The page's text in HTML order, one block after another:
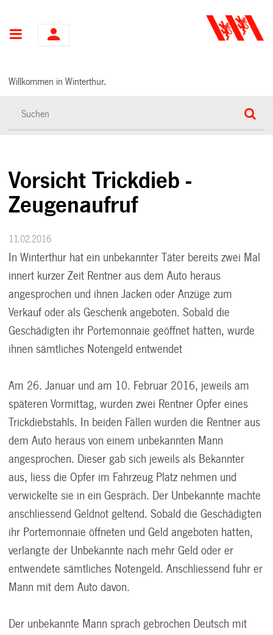
Hauptnavigation
Willkommen in Winterthur.
Vorsicht Trickdieb -
Zeugenaufruf
11.02.2016
In Winterthur hat ein unbekannter Täter bereits zwei Mal
innert kurzer Zeit Rentner aus dem Auto heraus
angesprochen und ihnen Jacken oder Anzüge zum
Verkauf oder als Geschenk angeboten. Sobald die
Geschädigten ihr Portemonnaie geöffnet hatten, wurde
ihnen sämtliches Notengeld entwendet
Am 26. Januar und am 10. Februar 2016, jeweils am
späteren Vormittag, wurden zwei Rentner Opfer eines
Trickdiebstahls. In beiden Fällen wurden die Rentner aus
dem Auto heraus von einem unbekannten Mann
angesprochen. Dieser gab sich jeweils als Bekannter
aus, liess die Opfer im Fahrzeug Platz nehmen und
verwickelte sie in ein Gespräch. Der Unbekannte machte
anschliessend Geldnot geltend. Sobald die Geschädigten
ihr Portemonnaie öffneten und Geld angeboten hatten,
verlangte der Unbekannte nach mehr Geld oder er
entwendete sämtliches Notengeld. Anschliessend fuhr er
Mann mit dem Auto davon.
Der unbekannte Mann sprach gebrochen Deutsch mit